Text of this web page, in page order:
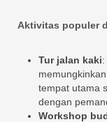
Aktivitas populer
Tur jalan kaki
tempat utama
dengan
Workshop